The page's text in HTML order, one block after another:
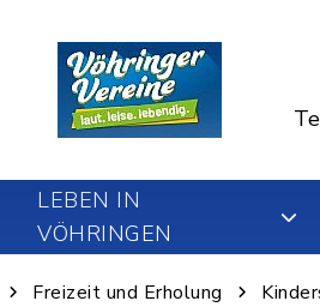
LEBEN IN
VÖHRINGEN
Freizeit und Erholung